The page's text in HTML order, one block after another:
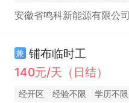
安徽省鸣科新能源有限公司
兼 铺布临时工
140元/天（日结）
经开区 经验不限 学历不限